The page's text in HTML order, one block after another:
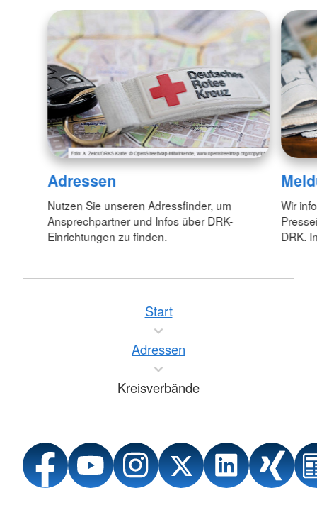
Adressen
Nutzen Sie unseren Adressfinder, um
Ansprechpartner und Infos über DRK-
Einrichtungen zu finden.
Wir
DRK.
Start
Adressen
Kreisverbände